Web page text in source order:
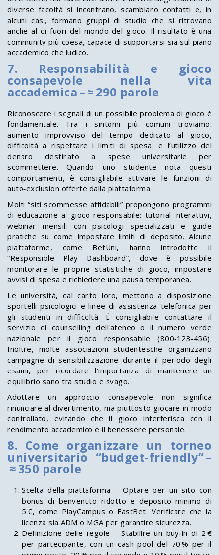
diverse facoltà si incontrano, scambiano contatti e, in
alcuni casi, formano gruppi di studio che si ritrovano
anche al di fuori del mondo del gioco. Il risultato è una
community più coesa, capace di supportarsi sia sul piano
accademico che ludico.
7. Responsabilità e gioco
consapevole nella vita
accademica – ≈ 290 parole
Riconoscere i segnali di un possibile problema di gioco è
fondamentale. Tra i sintomi più comuni troviamo:
aumento improvviso del tempo dedicato al gioco,
difficoltà a rispettare i limiti di spesa, e l’utilizzo del
denaro destinato a spese universitarie per
scommettere. Quando uno studente nota questi
comportamenti, è consigliabile attivare le funzioni di
auto‑exclusion offerte dalla piattaforma.
Molti “siti scommesse affidabili” propongono programmi
di educazione al gioco responsabile: tutorial interattivi,
webinar mensili con psicologi specializzati e guide
pratiche su come impostare limiti di deposito. Alcune
piattaforme, come BetUni, hanno introdotto il
“Responsible Play Dashboard”, dove è possibile
monitorare le proprie statistiche di gioco, impostare
avvisi di spesa e richiedere una pausa temporanea.
Le università, dal canto loro, mettono a disposizione
sportelli psicologici e linee di assistenza telefonica per
gli studenti in difficoltà. È consigliabile contattare il
servizio di counselling dell’ateneo o il numero verde
nazionale per il gioco responsabile (800‑123‑456).
Inoltre, molte associazioni studentesche organizzano
campagne di sensibilizzazione durante il periodo degli
esami, per ricordare l’importanza di mantenere un
equilibrio sano tra studio e svago.
Adottare un approccio consapevole non significa
rinunciare al divertimento, ma piuttosto giocare in modo
controllato, evitando che il gioco interferisca con il
rendimento accademico e il benessere personale.
8. Come organizzare un torneo
universitario “budget‑friendly” –
≈ 350 parole
Scelta della piattaforma – Optare per un sito con
bonus di benvenuto ridotto e deposito minimo di
5 €, come PlayCampus o FastBet. Verificare che la
licenza sia ADM o MGA per garantire sicurezza.
Definizione delle regole – Stabilire un buy‑in di 2 €
per partecipante, con un cash pool del 70 % per il